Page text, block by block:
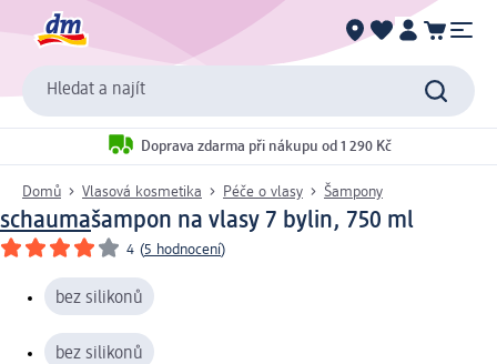
Hledat a najít
Doprava zdarma při nákupu od 1 290 Kč
Domů Vlasová kosmetika Péče o vlasy Šampony
schaumašampon na vlasy 7 bylin, 750 ml
4 (5 hodnocení)
bez silikonů
bez silikonů